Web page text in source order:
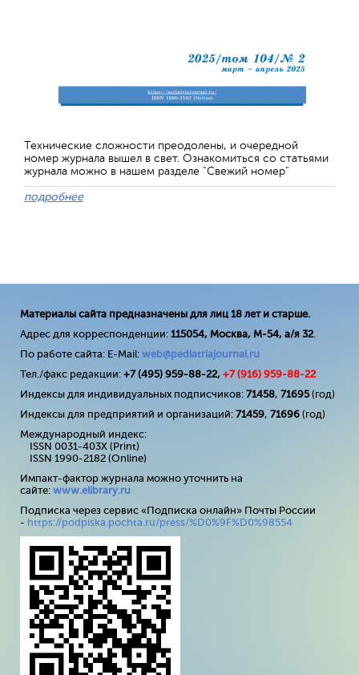
Технические сложности преодолены, и очередной
номер журнала вышел в свет. Ознакомиться со статьями
журнала можно в нашем разделе "Свежий номер"
подробнее
Материалы сайта предназначены для лиц 18 лет и старше.
Адрес для корреспонденции: 115054, Москва, М-54, а/я 32.
По работе сайта: E-Mail: web@pediatriajournal.ru
Тел./факс редакции: +7 (495) 959-88-22, +7 (916) 959-88-22
Индексы для индивидуальных подписчиков: 71458, 71695(год)
Индексы для предприятий и организаций: 71459, 71696 (год)
Международный индекс:
ISSN 0031-403X (Print)
ISSN 1990-2182 (Online)
Импакт-фактор журнала можно уточнить на
сайте: www.elibrary.ru
Подписка через сервис «Подписка онлайн» Почты России
- https://podpiska.pochta.ru/press/%D0%9F%D0%98554